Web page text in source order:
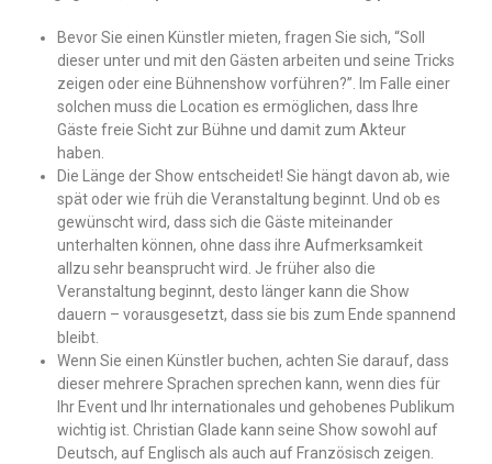
Bevor Sie einen Künstler mieten, fragen Sie sich, “Soll
dieser unter und mit den Gästen arbeiten und seine Tricks
zeigen oder eine Bühnenshow vorführen?”. Im Falle einer
solchen muss die Location es ermöglichen, dass Ihre
Gäste freie Sicht zur Bühne und damit zum Akteur
haben.
Die Länge der Show entscheidet! Sie hängt davon ab, wie
spät oder wie früh die Veranstaltung beginnt. Und ob es
gewünscht wird, dass sich die Gäste miteinander
unterhalten können, ohne dass ihre Aufmerksamkeit
allzu sehr beansprucht wird. Je früher also die
Veranstaltung beginnt, desto länger kann die Show
dauern – vorausgesetzt, dass sie bis zum Ende spannend
bleibt.
Wenn Sie einen Künstler buchen, achten Sie darauf, dass
dieser mehrere Sprachen sprechen kann, wenn dies für
Ihr Event und Ihr internationales und gehobenes Publikum
wichtig ist. Christian Glade kann seine Show sowohl auf
Deutsch, auf Englisch als auch auf Französisch zeigen.